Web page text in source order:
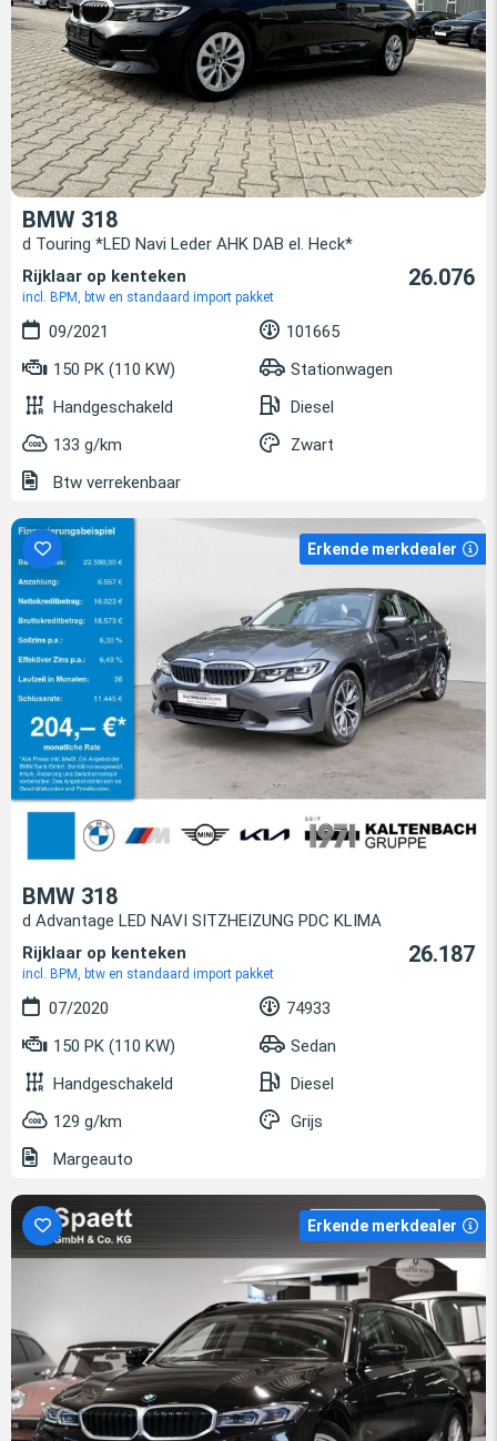
BMW 318
d Touring *LED Navi Leder AHK DAB el. Heck*
Rijklaar op kenteken
incl. BPM, btw en standaard import pakket
26.076
09/2021
101665
150 PK (110 KW)
Stationwagen
Handgeschakeld
Diesel
133 g/km
Zwart
Btw verrekenbaar
Erkende merkdealer
BMW 318
d Advantage LED NAVI SITZHEIZUNG PDC KLIMA
Rijklaar op kenteken
incl. BPM, btw en standaard import pakket
26.187
07/2020
74933
150 PK (110 KW)
Sedan
Handgeschakeld
Diesel
129 g/km
Grijs
Margeauto
Erkende merkdealer